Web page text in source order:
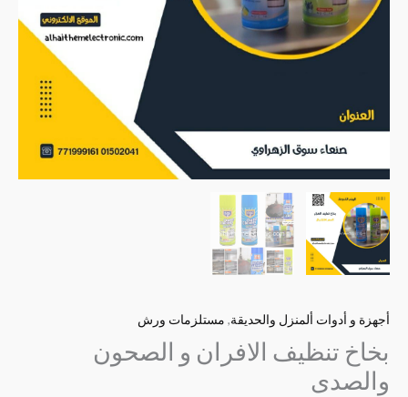
أجهزة و أدوات ألمنزل والحديقة, مستلزمات ورش
بخاخ تنظيف الافران و الصحون
والصدى